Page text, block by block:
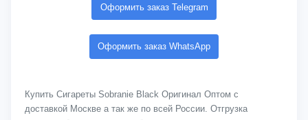
Оформить заказ Telegram
Оформить заказ WhatsApp
Купить Сигареты Sobranie Black Оригинал Оптом с
доставкой Москве а так же по всей России. Отгрузка